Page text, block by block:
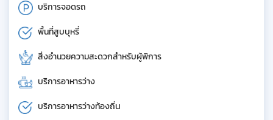
บริการจอดรถ
พื้นที่สูบบุหรี่
สิ่งอำนวยความสะดวกสำหรับผู้พิการ
บริการอาหารว่าง
บริการอาหารว่างท้องถิ่น